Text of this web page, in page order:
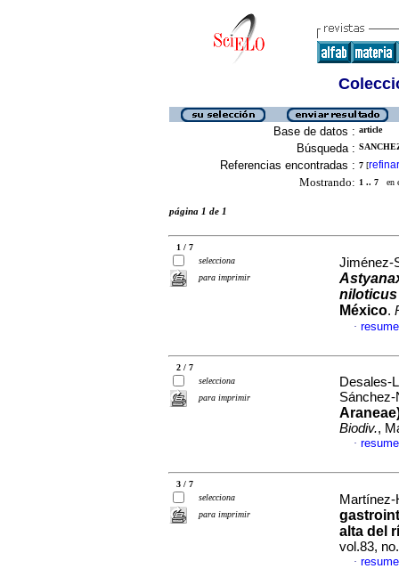
Base de datos : article
Búsqueda :
Referencias encontradas : 7 [refinar
Mostrando: 1 .. 7 en
página 1 de 1
1 / 7
selecciona
para imprimir
Jiménez-
niloticus
México.
·
2 / 7
selecciona
para imprimir
Desales-
Biodiv.,
·
3 / 7
selecciona
para imprimir
alta del
vol.83,
·